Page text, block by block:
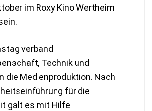
im Roxy Kino Wertheim
verband
Technik und
die Medienproduktion. Nach
für die
galt es mit Hilfe